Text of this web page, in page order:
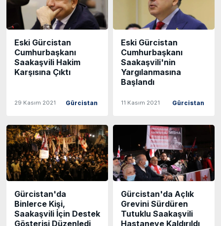
Eski Gürcistan
Cumhurbaşkanı
Saakaşvili Hakim
Karşısına Çıktı
29 Kasım 2021 Gürcistan
Eski Gürcistan
Cumhurbaşkanı
Saakaşvili'nin
Yargılanmasına
Başlandı
11 Kasım 2021 Gürcistan
Gürcistan'da
Binlerce Kişi,
Saakaşvili İçin Destek
Gösterisi Düzenledi
Gürcistan'da Açlık
Grevini Sürdüren
Tutuklu Saakaşvili
Hastaneye Kaldırıldı